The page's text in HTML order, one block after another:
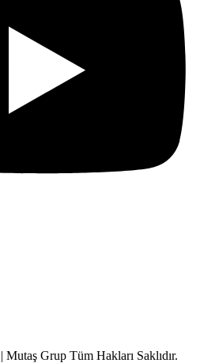
Grup Tüm Hakları Saklıdır.